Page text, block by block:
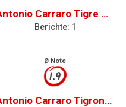
Antonio Carraro Tigre Country 3700
Berichte: 1
Ø Note
1.9
Antonio Carraro Tigrone 7700